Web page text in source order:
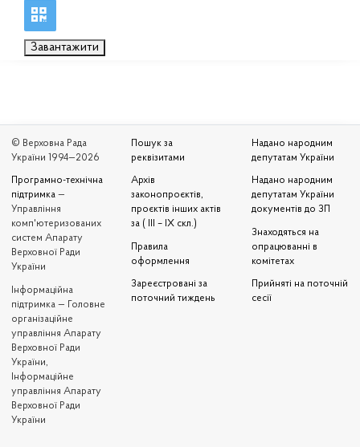
Завантажити
© Верховна Рада
України 1994—2026
Програмно-технічна
підтримка —
Управління
комп'ютеризованих
систем Апарату
Верховної Ради
України
Iнформаційна
підтримка — Головне
організаційне
управління Апарату
Верховної Ради
України,
Інформаційне
управління Апарату
Верховної Ради
України
Пошук за
реквізитами
Архів
законопроєктів,
проєктів інших актів
за ( III – IX скл.)
Правила
оформлення
Зареєстровані за
поточний тиждень
Надано народним
депутатам України
Надано народним
депутатам України
документів до ЗП
Знаходяться на
опрацюванні в
комітетах
Прийняті на поточній
сесії